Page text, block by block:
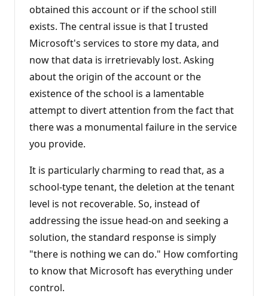
obtained this account or if the school still
exists. The central issue is that I trusted
Microsoft's services to store my data, and
now that data is irretrievably lost. Asking
about the origin of the account or the
existence of the school is a lamentable
attempt to divert attention from the fact that
there was a monumental failure in the service
you provide.
It is particularly charming to read that, as a
school-type tenant, the deletion at the tenant
level is not recoverable. So, instead of
addressing the issue head-on and seeking a
solution, the standard response is simply
"there is nothing we can do." How comforting
to know that Microsoft has everything under
control.